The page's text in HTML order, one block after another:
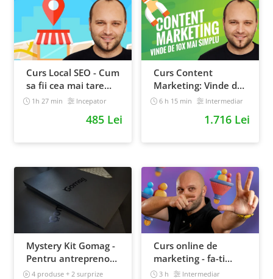
Curs Local SEO - Cum
sa fii cea mai tare
afacere din orasul
1h 27 min Incepator
485 Lei
Curs Content
Marketing: Vinde de
10x mai simplu
6 h 15 min Intermediar
1.716 Lei
Mystery Kit Gomag -
Pentru antreprenorii
curajosi - digital
4 produse + 2 surprize
Curs online de
marketing - fa-ti
propriul sales funnel
3 h Intermediar